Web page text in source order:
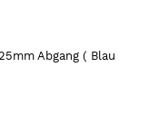
Abgang ( Blau